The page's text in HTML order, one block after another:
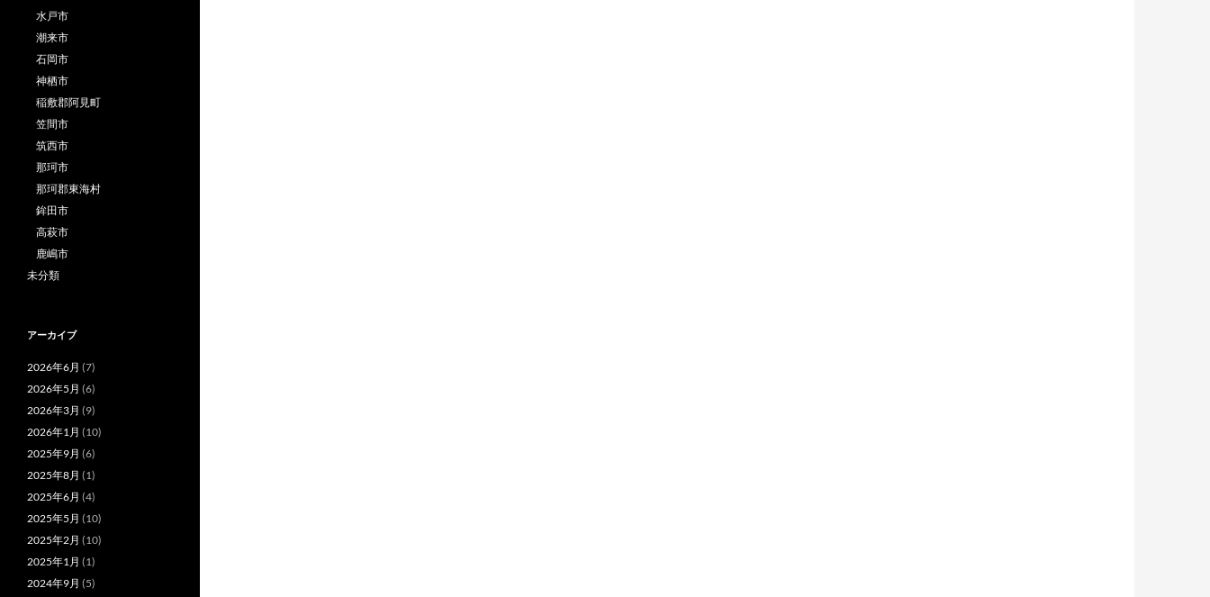
水戸市
潮来市
石岡市
神栖市
稲敷郡阿見町
笠間市
筑西市
那珂市
那珂郡東海村
鉾田市
高萩市
鹿嶋市
未分類
アーカイブ
2026年6月 (7)
2026年5月 (6)
2026年3月 (9)
2026年1月 (10)
2025年9月 (6)
2025年8月 (1)
2025年6月 (4)
2025年5月 (10)
2025年2月 (10)
2025年1月 (1)
2024年9月 (5)